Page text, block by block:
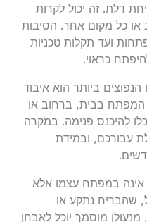
זה יכול לקרות
מקום אחר. הסיבות
ועד תקלות טכניות
כראוי.
ביותר הוא איבוד
בבית, ברחוב או
פנימה. במקרה
ובמידת
במפתח עצמו אלא
נתקע או
מוסמך יוכל לאבחן